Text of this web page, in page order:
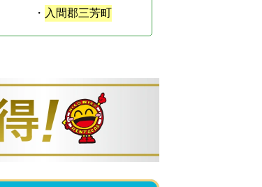
・ 入間郡三芳町